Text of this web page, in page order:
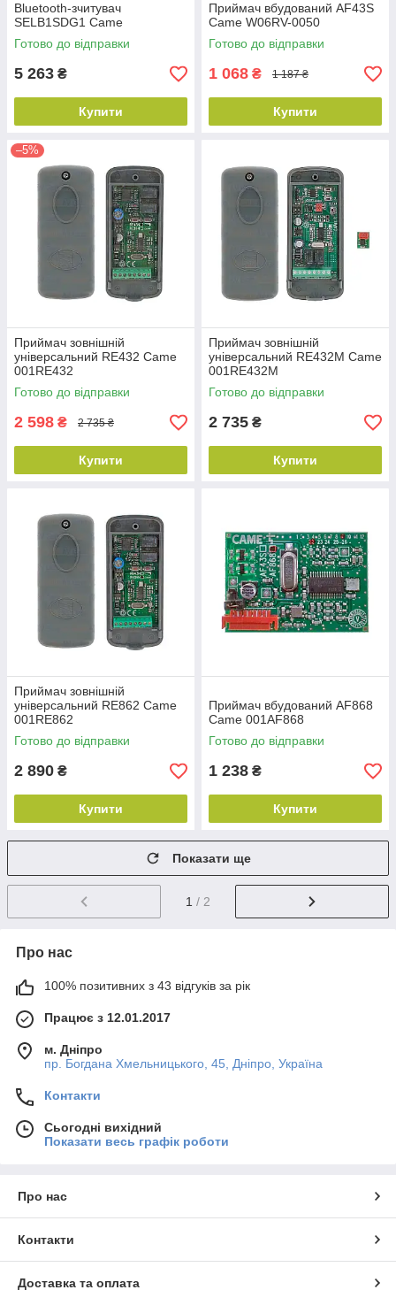
Bluetooth-зчитувач
SELB1SDG1 Came
Готово до відправки
5 263 ₴
Купити
Приймач вбудований AF43S
Came W06RV-0050
Готово до відправки
1 068 ₴ 1 187 ₴
Купити
–5%
Приймач зовнішній
універсальний RE432 Came
001RE432
Готово до відправки
2 598 ₴ 2 735 ₴
Купити
Приймач зовнішній
універсальний RE432М Came
001RE432М
Готово до відправки
2 735 ₴
Купити
Приймач зовнішній
універсальний RE862 Came
001RE862
Готово до відправки
2 890 ₴
Купити
Приймач вбудований AF868
Came 001AF868
Готово до відправки
1 238 ₴
Купити
Показати ще
1 / 2
Про нас
100% позитивних з 43 відгуків за рік
Працює з 12.01.2017
м. Дніпро
пр. Богдана Хмельницького, 45, Дніпро, Україна
Контакти
Сьогодні вихідний
Показати весь графік роботи
Про нас
Контакти
Доставка та оплата